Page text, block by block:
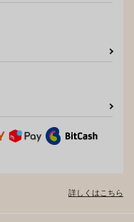
詳しくはこちら